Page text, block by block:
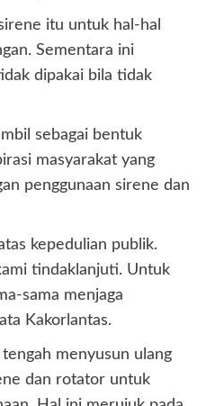
itu untuk hal-hal
Sementara ini
dipakai bila tidak
sebagai bentuk
masyarakat yang
penggunaan sirene dan
kepedulian publik.
tindaklanjuti. Untuk
sama menjaga
Kakorlantas.
menyusun ulang
dan rotator untuk